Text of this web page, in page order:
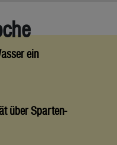
ein
über Sparten-